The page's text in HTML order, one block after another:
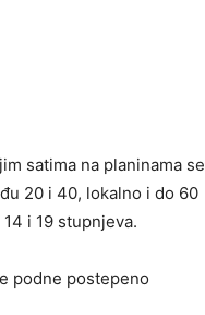
satima na planinama se
20 i 40, lokalno i do 60
i 19 stupnjeva.
podne postepeno